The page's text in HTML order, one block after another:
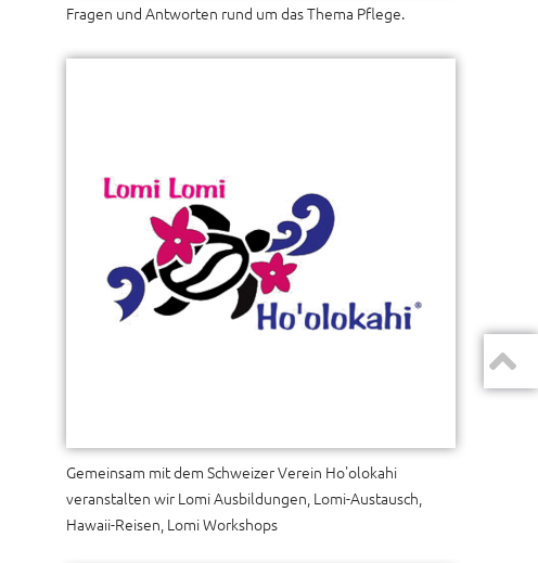
Fragen und Antworten rund um das Thema Pflege.
Gemeinsam mit dem Schweizer Verein Ho'olokahi
veranstalten wir Lomi Ausbildungen, Lomi-Austausch,
Hawaii-Reisen, Lomi Workshops